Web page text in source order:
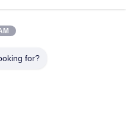
85% poedert Organische
Bladmeststof
for?